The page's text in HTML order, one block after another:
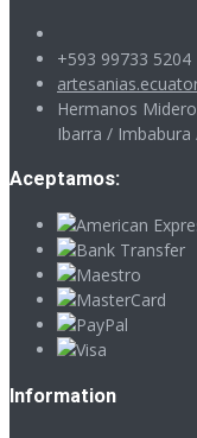
+593 99733 5204
Hermanos
Ibarra / Imbabura
Aceptamos:
Information